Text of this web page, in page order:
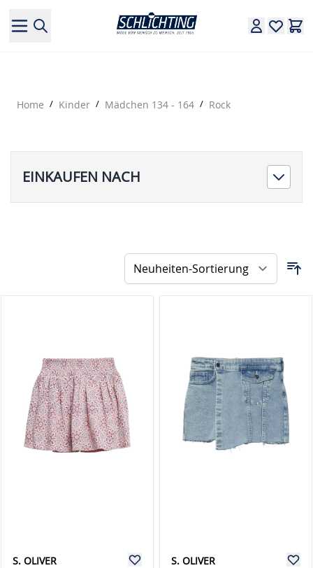
Home / Kinder / Mädchen 134 - 164 / Rock
EINKAUFEN NACH
S. OLIVER S. OLIVER